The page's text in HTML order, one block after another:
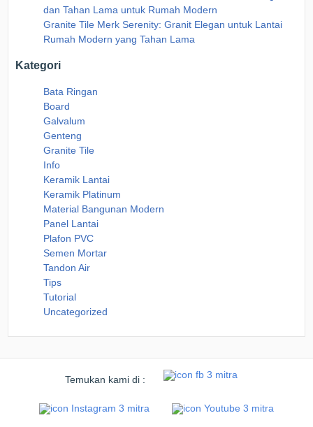
dan Tahan Lama untuk Rumah Modern
Granite Tile Merk Serenity: Granit Elegan untuk Lantai
Rumah Modern yang Tahan Lama
Kategori
Bata Ringan
Board
Galvalum
Genteng
Granite Tile
Info
Keramik Lantai
Keramik Platinum
Material Bangunan Modern
Panel Lantai
Plafon PVC
Semen Mortar
Tandon Air
Tips
Tutorial
Uncategorized
Temukan kami di :